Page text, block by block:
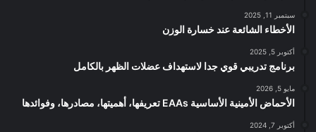
سبتمبر 11, 2025
الأخطاء الشائعة عند خسارة الوزن
أكتوبر 5, 2025
برنامج تدريبي قوي جدا لاستهداف عضلات الظهر بالكامل
مايو 5, 2026
الأحماض الأمينية الأساسية EAAs تعريفها، أهميتها، مصادرها، وفوائدها
أكتوبر 7, 2024